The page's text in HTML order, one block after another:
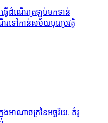
ធ្វើដំណើរត្រឡប់មកទាន់
ទៅកាន់សម័យបុរេប្រវត្តិ
ងអាណាចក្រនៃអច្ឆរិយៈ គំរូ